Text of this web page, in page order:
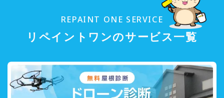
REPAINT ONE SERVICE
リペイントワンのサービス一覧